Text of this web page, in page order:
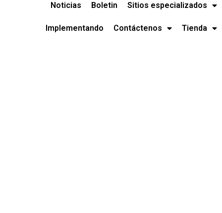
Noticias Boletin Sitios especializados
Implementando Contáctenos Tienda